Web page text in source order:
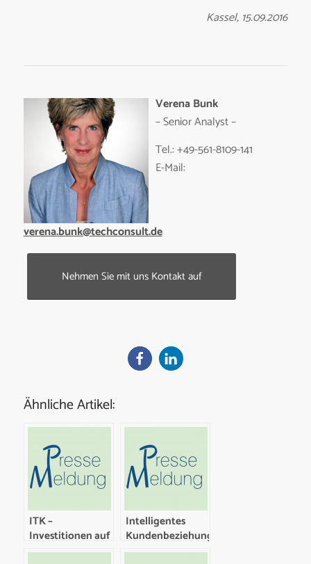
Kassel, 15.09.2016
Verena Bunk
– Senior Analyst –
Tel.: +49-561-8109-141
E-Mail:
verena.bunk@techconsult.de
Nehmen Sie mit uns Kontakt auf
Ähnliche Artikel:
ITK –
Investitionen auf
Wachstumskurs
Intelligentes
Kundenbeziehungsmanagement
mit CRM-